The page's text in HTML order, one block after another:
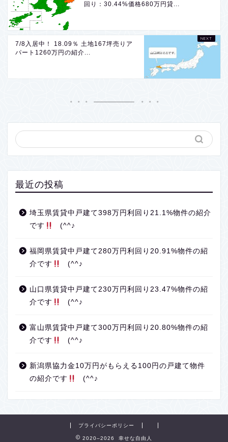
回り：30.44%価格680万円貸...
7/8入居中！ 18.09％ 土地167坪売りア
パート1260万円の紹介...
最近の投稿
埼玉県賃貸中戸建て398万円利回り21.1%物件の紹介
です
(^^♪
福岡県賃貸中戸建て280万円利回り20.91%物件の紹
介です
(^^♪
山口県賃貸中戸建て230万円利回り23.47%物件の紹
介です
(^^♪
富山県賃貸中戸建て300万円利回り20.80%物件の紹
介です
(^^♪
新潟県協力金10万円がもらえる100円の戸建て物件
の紹介です
(^^♪
プライバシーポリシー
2020–2026 幸せな自由人